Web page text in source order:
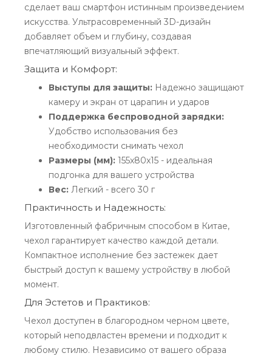
сделает ваш смартфон истинным произведением
искусства. Ультрасовременный 3D-дизайн
добавляет объем и глубину, создавая
впечатляющий визуальный эффект.
Защита и Комфорт:
Выступы для защиты: Надежно защищают
камеру и экран от царапин и ударов
Поддержка беспроводной зарядки:
Удобство использования без
необходимости снимать чехол
Размеры (мм): 155x80x15 - идеальная
подгонка для вашего устройства
Вес: Легкий - всего 30 г
Практичность и Надежность:
Изготовленный фабричным способом в Китае,
чехол гарантирует качество каждой детали.
Компактное исполнение без застежек дает
быстрый доступ к вашему устройству в любой
момент.
Для Эстетов и Практиков:
Чехол доступен в благородном черном цвете,
который неподвластен времени и подходит к
любому стилю. Независимо от вашего образа